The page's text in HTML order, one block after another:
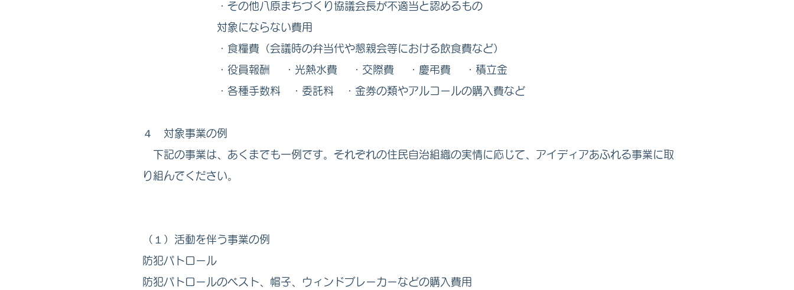
・その他八原まちづくり協議会長が不適当と認めるもの
対象にならない費用
・食糧費（会議時の弁当代や懇親会等における飲食費など）
・役員報酬 ・光熱水費 ・交際費 ・慶弔費 ・積立金
・各種手数料 ・委託料 ・金券の類やアルコールの購入費など
４ 対象事業の例
下記の事業は、あくまでも一例です。それぞれの住民自治組織の実情に応じて、アイディアあふれる事業に取
り組んでください。
（１）活動を伴う事業の例
防犯パトロール
防犯パトロールのベスト、帽子、ウィンドブレーカーなどの購入費用